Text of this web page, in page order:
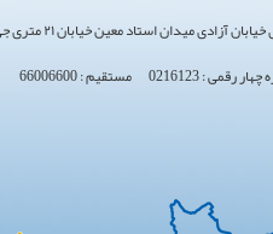
۲۱ متری جی بین طوس و دامپزشکی پلاک 154 - 156 - 158
: 0216123 مستقیم : 66006600